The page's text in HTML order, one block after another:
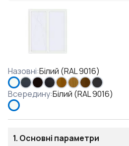
Назовні:Білий (RAL 9016)
Всередину:Білий (RAL 9016)
1. Основні параметри